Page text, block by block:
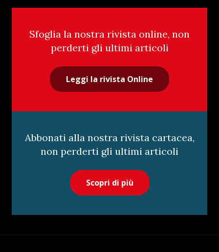
Sfoglia la nostra rivista online, non
perderti gli ultimi articoli
Leggi la rivista Online
Abbonati alla nostra rivista cartacea,
non perderti gli ultimi articoli
Scopri di più